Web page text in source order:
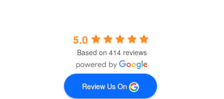
5.0
Based on 414 reviews
Review Us On